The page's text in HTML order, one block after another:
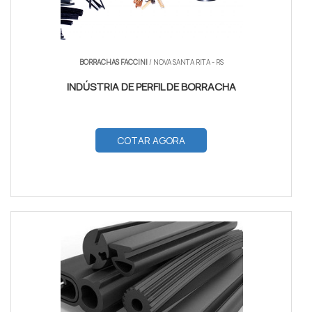
extremas
para garantir vedacao duradoura.
vedacao contra insetos) para resultados
imediatos e duráveis.
COMO ESCOLHER O PRODUTO
IDEAL E ENCAIXE CORRETO
Escolher o produto certo garante vedação porta
BORRACHAS FACCINI/ NOVA SANTA RITA - RS
INDÚSTRIA DE PERFIL DE BORRACHA
COTAR AGORA